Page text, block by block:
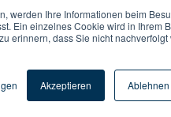
werden Ihre Informationen beim
Ein einzelnes Cookie wird in Ihrem
erinnern, dass Sie nicht nachverfolgt
Akzeptieren Ablehnen
Über Dreher Consulting
Wie wir arbeiten
Unsere Kunden
SCOReX® AI
KI-Berater
Karriere